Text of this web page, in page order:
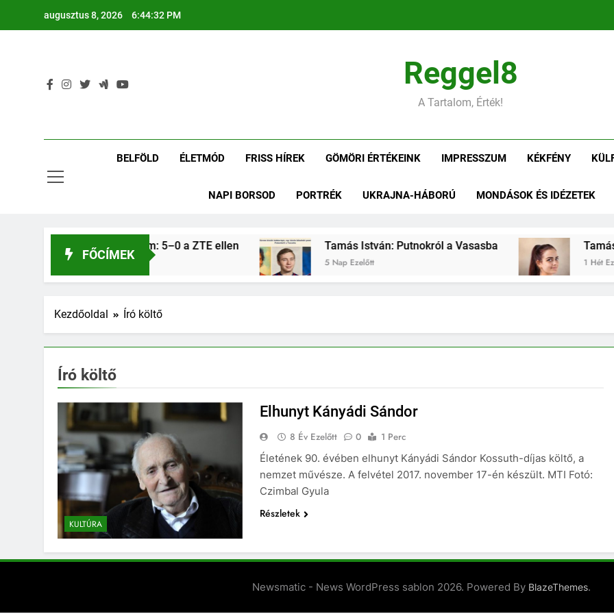
augusztus 8, 2026 6:44:32 PM
Tamás István: Gömöri
Tamás
Tamás István: Gömöri
Reggel8
A Tartalom, Érték!
BELFÖLD ÉLETMÓD FRISS HÍREK GÖMÖRI ÉRTÉKEINK IMPRESSZUM KÉKFÉNY
NAPI BORSOD PORTRÉK UKRAJNA-HÁBORÚ MONDÁSOK ÉS IDÉZETEK
FŐCÍMEK
Kiütéses Vasas-győzelem: 5–0 a ZTE ellen Tamás István: Putnokról a Vasasba
5 Nap Ezelőtt
Tamás
1 Hét Ezelőtt
Kezdőoldal Író költő
Író költő
KULTÚRA
Elhunyt Kányádi Sándor
8 Év Ezelőtt 0
1 Perc
Életének 90. évében elhunyt Kányádi Sándor Kossuth-díjas költő, a
nemzet művésze. A felvétel 2017. november 17-én készült. MTI Fotó:
Czimbal Gyula
Részletek
Newsmatic - News WordPress sablon 2026. Powered By BlazeThemes.